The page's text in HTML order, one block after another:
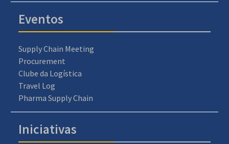
Eventos
Supply Chain Meeting
Procurement
Clube da Logística
Travel Log
Pharma Supply Chain
Iniciativas